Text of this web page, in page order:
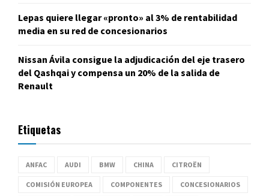
Lepas quiere llegar «pronto» al 3% de rentabilidad
media en su red de concesionarios
Nissan Ávila consigue la adjudicación del eje trasero
del Qashqai y compensa un 20% de la salida de
Renault
Etiquetas
ANFAC AUDI BMW CHINA CITROËN
COMISIÓN EUROPEA COMPONENTES CONCESIONARIOS